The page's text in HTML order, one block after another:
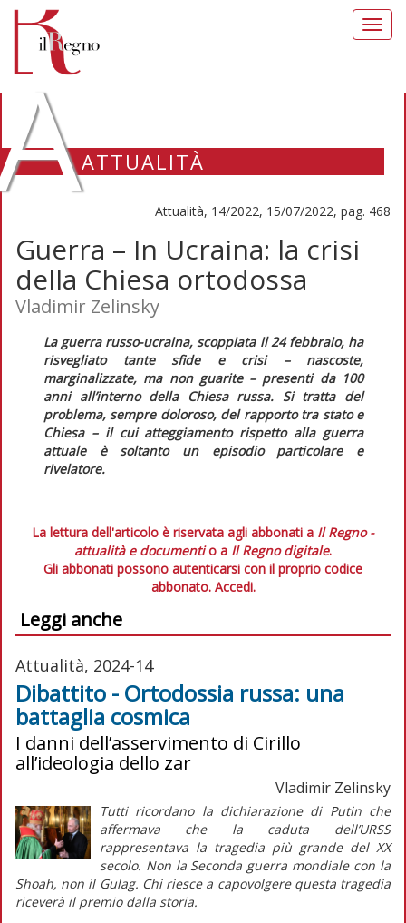
ATTUALITÀ
Attualità, 14/2022, 15/07/2022, pag. 468
Guerra – In Ucraina: la crisi
della Chiesa ortodossa
Vladimir Zelinsky
La guerra russo-ucraina, scoppiata il 24 febbraio, ha
risvegliato tante sfide e crisi – nascoste,
marginalizzate, ma non guarite – presenti da 100
anni all’interno della Chiesa russa. Si tratta del
problema, sempre doloroso, del rapporto tra stato e
Chiesa – il cui atteggiamento rispetto alla guerra
attuale è soltanto un episodio particolare e
rivelatore.
La lettura dell'articolo è riservata agli abbonati a Il Regno -
attualità e documentio a Il Regno digitale.
Gli abbonati possono autenticarsi con il proprio codice
abbonato. Accedi.
Leggi anche
Attualità, 2024-14
Dibattito - Ortodossia russa: una
battaglia cosmica
I danni dell’asservimento di Cirillo
all’ideologia dello zar
Vladimir Zelinsky
Tutti ricordano la dichiarazione di Putin che
affermava che la caduta dell’URSS
rappresentava la tragedia più grande del XX
secolo. Non la Seconda guerra mondiale con la
Shoah, non il Gulag. Chi riesce a capovolgere questa tragedia
riceverà il premio dalla storia.